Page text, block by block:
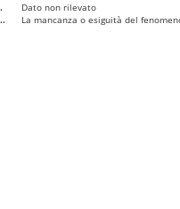
Dato non rilevato
La mancanza o esiguità del